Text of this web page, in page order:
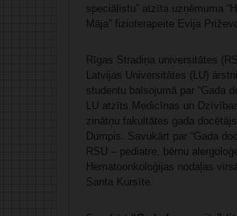
speciālistu” atzīta uzņēmuma
Māja” fizioterapeite Evija
Rīgas Stradiņa universitātes
Latvijas Universitātes (LU)
studentu balsojumā par “Gada
LU atzīts Medicīnas un
zinātņu fakultātes gada
Dumpis. Savukārt par “Gada
RSU – pediatre, bērnu
Hematoonkoloģijas nodaļas
Santa Kursīte.